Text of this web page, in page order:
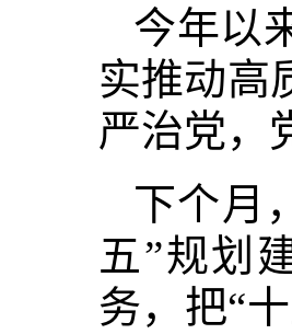
今年以
实推动高
严治党，
下个月
五”规划
务，把“